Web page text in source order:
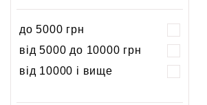
до 5000 грн
від 5000 до 10000 грн
від 10000 і вище